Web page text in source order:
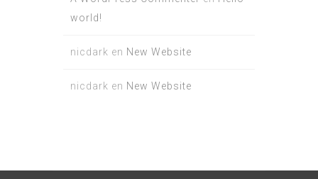
world!
nicdark en New Website
nicdark en New Website